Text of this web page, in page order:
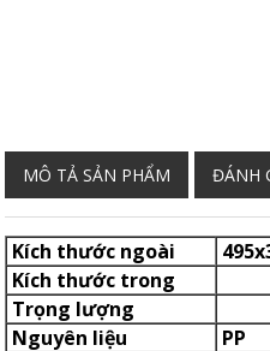
MÔ TẢ SẢN PHẨM ĐÁNH
Kích thước ngoài
Kích thước trong
Trọng lượng
Nguyên liệu
PP